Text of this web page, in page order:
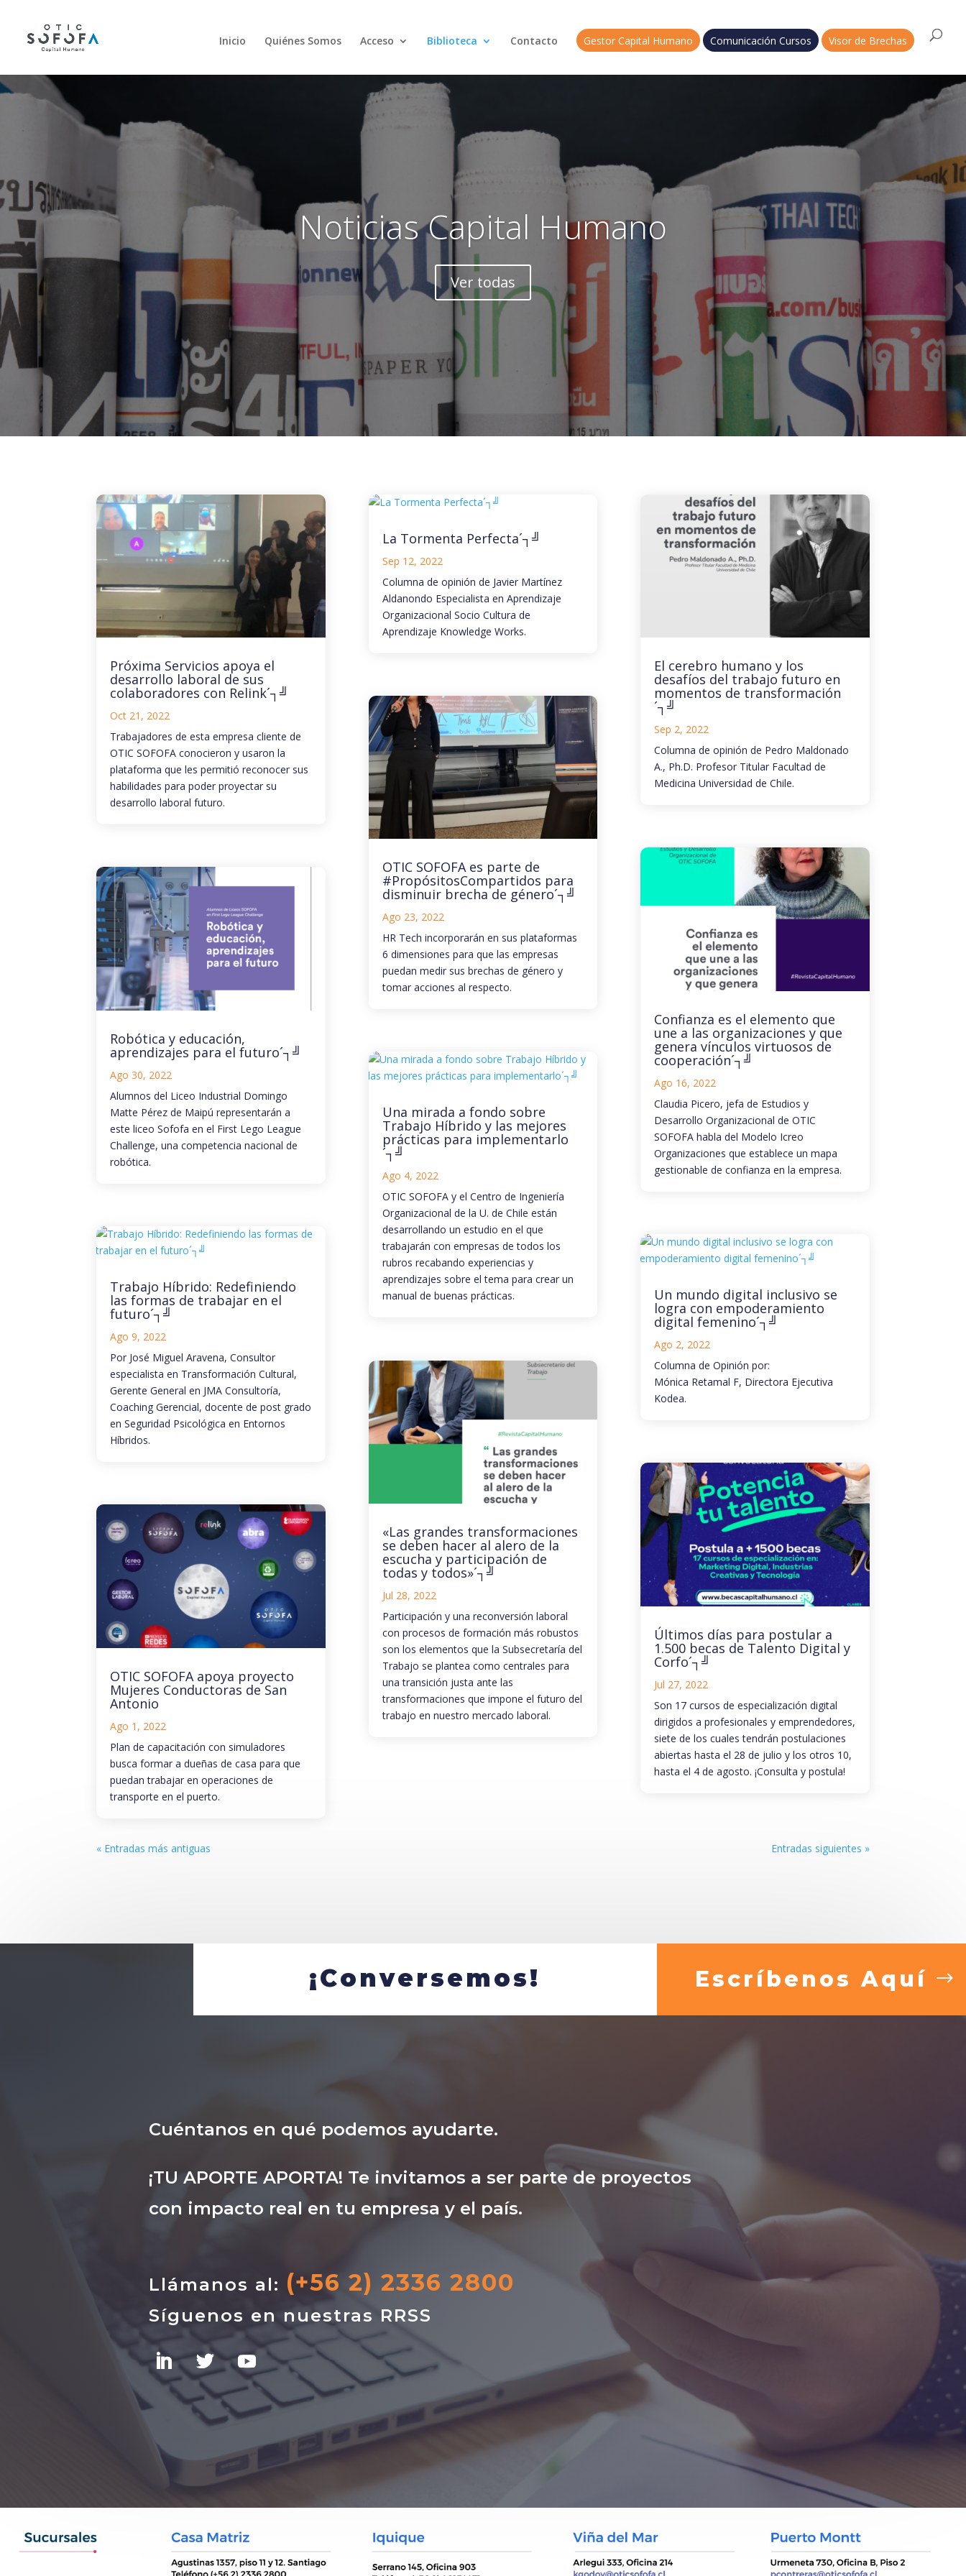
Inicio Quiénes Somos Acceso Biblioteca Contacto Gestor Capital Humano Comunicación Cursos Visor de Brechas
Noticias Capital Humano
Ver todas
Próxima Servicios apoya el
desarrollo laboral de sus
colaboradores con Relink´┐╝
Oct 21, 2022
Trabajadores de esta empresa cliente de
OTIC SOFOFA conocieron y usaron la
plataforma que les permitió reconocer sus
habilidades para poder proyectar su
desarrollo laboral futuro.
Robótica y educación,
aprendizajes para el futuro´┐╝
Ago 30, 2022
Alumnos del Liceo Industrial Domingo
Matte Pérez de Maipú representarán a
este liceo Sofofa en el First Lego League
Challenge, una competencia nacional de
robótica.
Trabajo Híbrido: Redefiniendo
las formas de trabajar en el
futuro´┐╝
Ago 9, 2022
Por José Miguel Aravena, Consultor
especialista en Transformación Cultural,
Gerente General en JMA Consultoría,
Coaching Gerencial, docente de post grado
en Seguridad Psicológica en Entornos
Híbridos.
OTIC SOFOFA apoya proyecto
Mujeres Conductoras de San
Antonio
Ago 1, 2022
Plan de capacitación con simuladores
busca formar a dueñas de casa para que
puedan trabajar en operaciones de
transporte en el puerto.
La Tormenta Perfecta´┐╝
Sep 12, 2022
Columna de opinión de Javier Martínez
Aldanondo Especialista en Aprendizaje
Organizacional Socio Cultura de
Aprendizaje Knowledge Works.
OTIC SOFOFA es parte de
#PropósitosCompartidos para
disminuir brecha de género´┐╝
Ago 23, 2022
HR Tech incorporarán en sus plataformas
6 dimensiones para que las empresas
puedan medir sus brechas de género y
tomar acciones al respecto.
Una mirada a fondo sobre
Trabajo Híbrido y las mejores
prácticas para implementarlo
´┐╝
Ago 4, 2022
OTIC SOFOFA y el Centro de Ingeniería
Organizacional de la U. de Chile están
desarrollando un estudio en el que
trabajarán con empresas de todos los
rubros recabando experiencias y
aprendizajes sobre el tema para crear un
manual de buenas prácticas.
«Las grandes transformaciones
se deben hacer al alero de la
escucha y participación de
todas y todos»´┐╝
Jul 28, 2022
Participación y una reconversión laboral
con procesos de formación más robustos
son los elementos que la Subsecretaría del
Trabajo se plantea como centrales para
una transición justa ante las
transformaciones que impone el futuro del
trabajo en nuestro mercado laboral.
El cerebro humano y los
desafíos del trabajo futuro en
momentos de transformación
´┐╝
Sep 2, 2022
Columna de opinión de Pedro Maldonado
A., Ph.D. Profesor Titular Facultad de
Medicina Universidad de Chile.
Confianza es el elemento que
une a las organizaciones y que
genera vínculos virtuosos de
cooperación´┐╝
Ago 16, 2022
Claudia Picero, jefa de Estudios y
Desarrollo Organizacional de OTIC
SOFOFA habla del Modelo Icreo
Organizaciones que establece un mapa
gestionable de confianza en la empresa.
Un mundo digital inclusivo se
logra con empoderamiento
digital femenino´┐╝
Ago 2, 2022
Columna de Opinión por:
Mónica Retamal F, Directora Ejecutiva
Kodea.
Últimos días para postular a
1.500 becas de Talento Digital y
Corfo´┐╝
Jul 27, 2022
Son 17 cursos de especialización digital
dirigidos a profesionales y emprendedores,
siete de los cuales tendrán postulaciones
abiertas hasta el 28 de julio y los otros 10,
hasta el 4 de agosto. ¡Consulta y postula!
« Entradas más antiguas Entradas siguientes »
¡Conversemos! Escríbenos Aquí
Cuéntanos en qué podemos ayudarte.
¡TU APORTE APORTA! Te invitamos a ser parte de proyectos
con impacto real en tu empresa y el país.
Llámanos al: (+56 2) 2336 2800
Síguenos en nuestras RRSS